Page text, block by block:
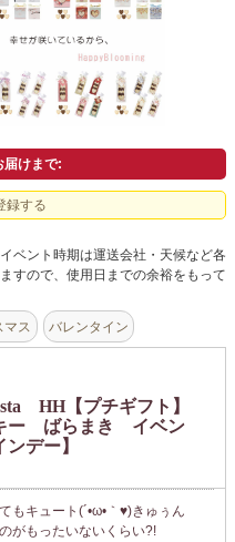
届けまで:
録する
ベント時期は運送会社・天候など各
すので、使用日までの余裕をもって
マス バレンタイン
HH【プチギフト】
ー ばらまき イベン
デー】
もキュート(´•ω•｀♥)きゅぅん
がもったいないくらい?!